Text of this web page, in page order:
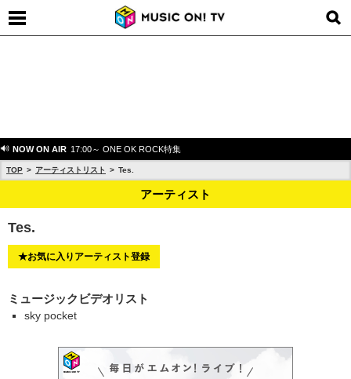
NOW ON AIR 17:00～ ONE OK ROCK特集
TOP アーティストリスト Tes.
アーティスト
Tes.
★お気に入りアーティスト登録
ミュージックビデオリスト
sky pocket